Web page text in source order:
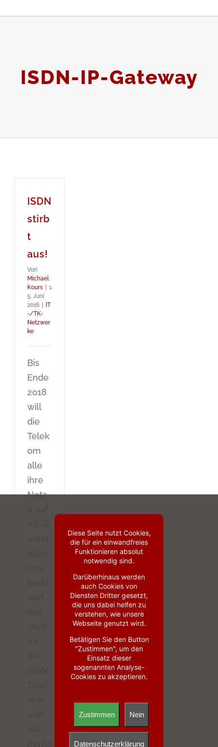
ISDN-IP-Gateway
ISDN
stirb
t
aus!
Von
Michael
Kours
1
5. Juni
2016
IT
-/TK-
Netzwer
ke
Bis
Ende
2018
will
die
Telek
om
alle
ihre
Netz
Diese Seite nutzt Cookies,
die für ein einwandfreies
Funktionieren absolut
notwendig sind.
Darüberhinaus werden
auch Cookies von
Diensten Dritter gesetzt,
die uns dabei helfen zu
verstehen, wie unsere
Webseite genutzt wird.
Betätigen Sie den Button
"Zustimmen", um den
Einsatz dieser
sogenannten Analyse-
Cookies zu akzeptieren.
Zustimmen Nein
Datenschutzerklärung